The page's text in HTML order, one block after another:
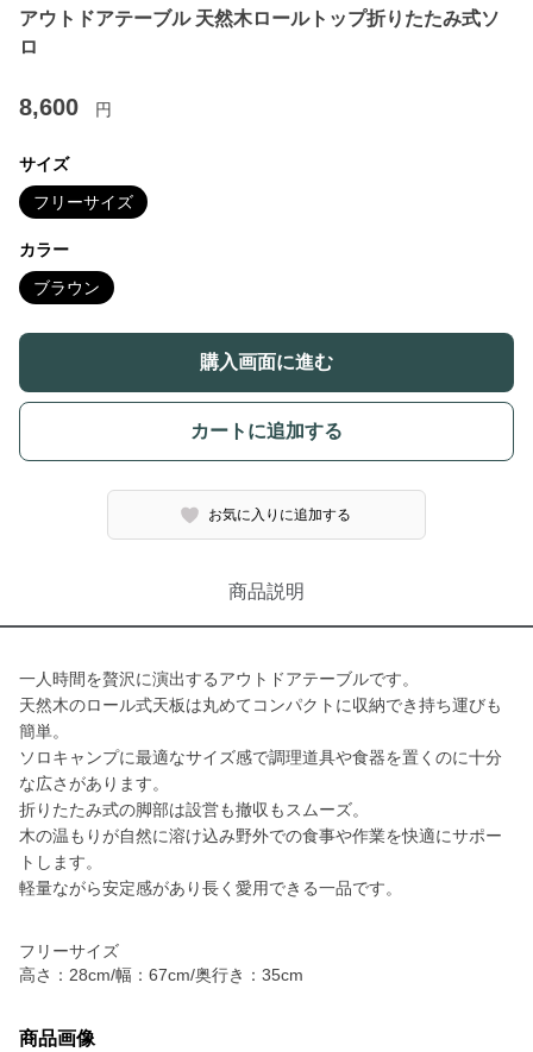
アウトドアテーブル 天然木ロールトップ折りたたみ式ソ
ロ
8,600 円
サイズ
フリーサイズ
カラー
ブラウン
購入画面に進む
カートに追加する
お気に入りに追加する
商品説明
一人時間を贅沢に演出するアウトドアテーブルです。
天然木のロール式天板は丸めてコンパクトに収納でき持ち運びも
簡単。
ソロキャンプに最適なサイズ感で調理道具や食器を置くのに十分
な広さがあります。
折りたたみ式の脚部は設営も撤収もスムーズ。
木の温もりが自然に溶け込み野外での食事や作業を快適にサポー
トします。
軽量ながら安定感があり長く愛用できる一品です。
フリーサイズ
高さ：28cm/幅：67cm/奥行き：35cm
商品画像